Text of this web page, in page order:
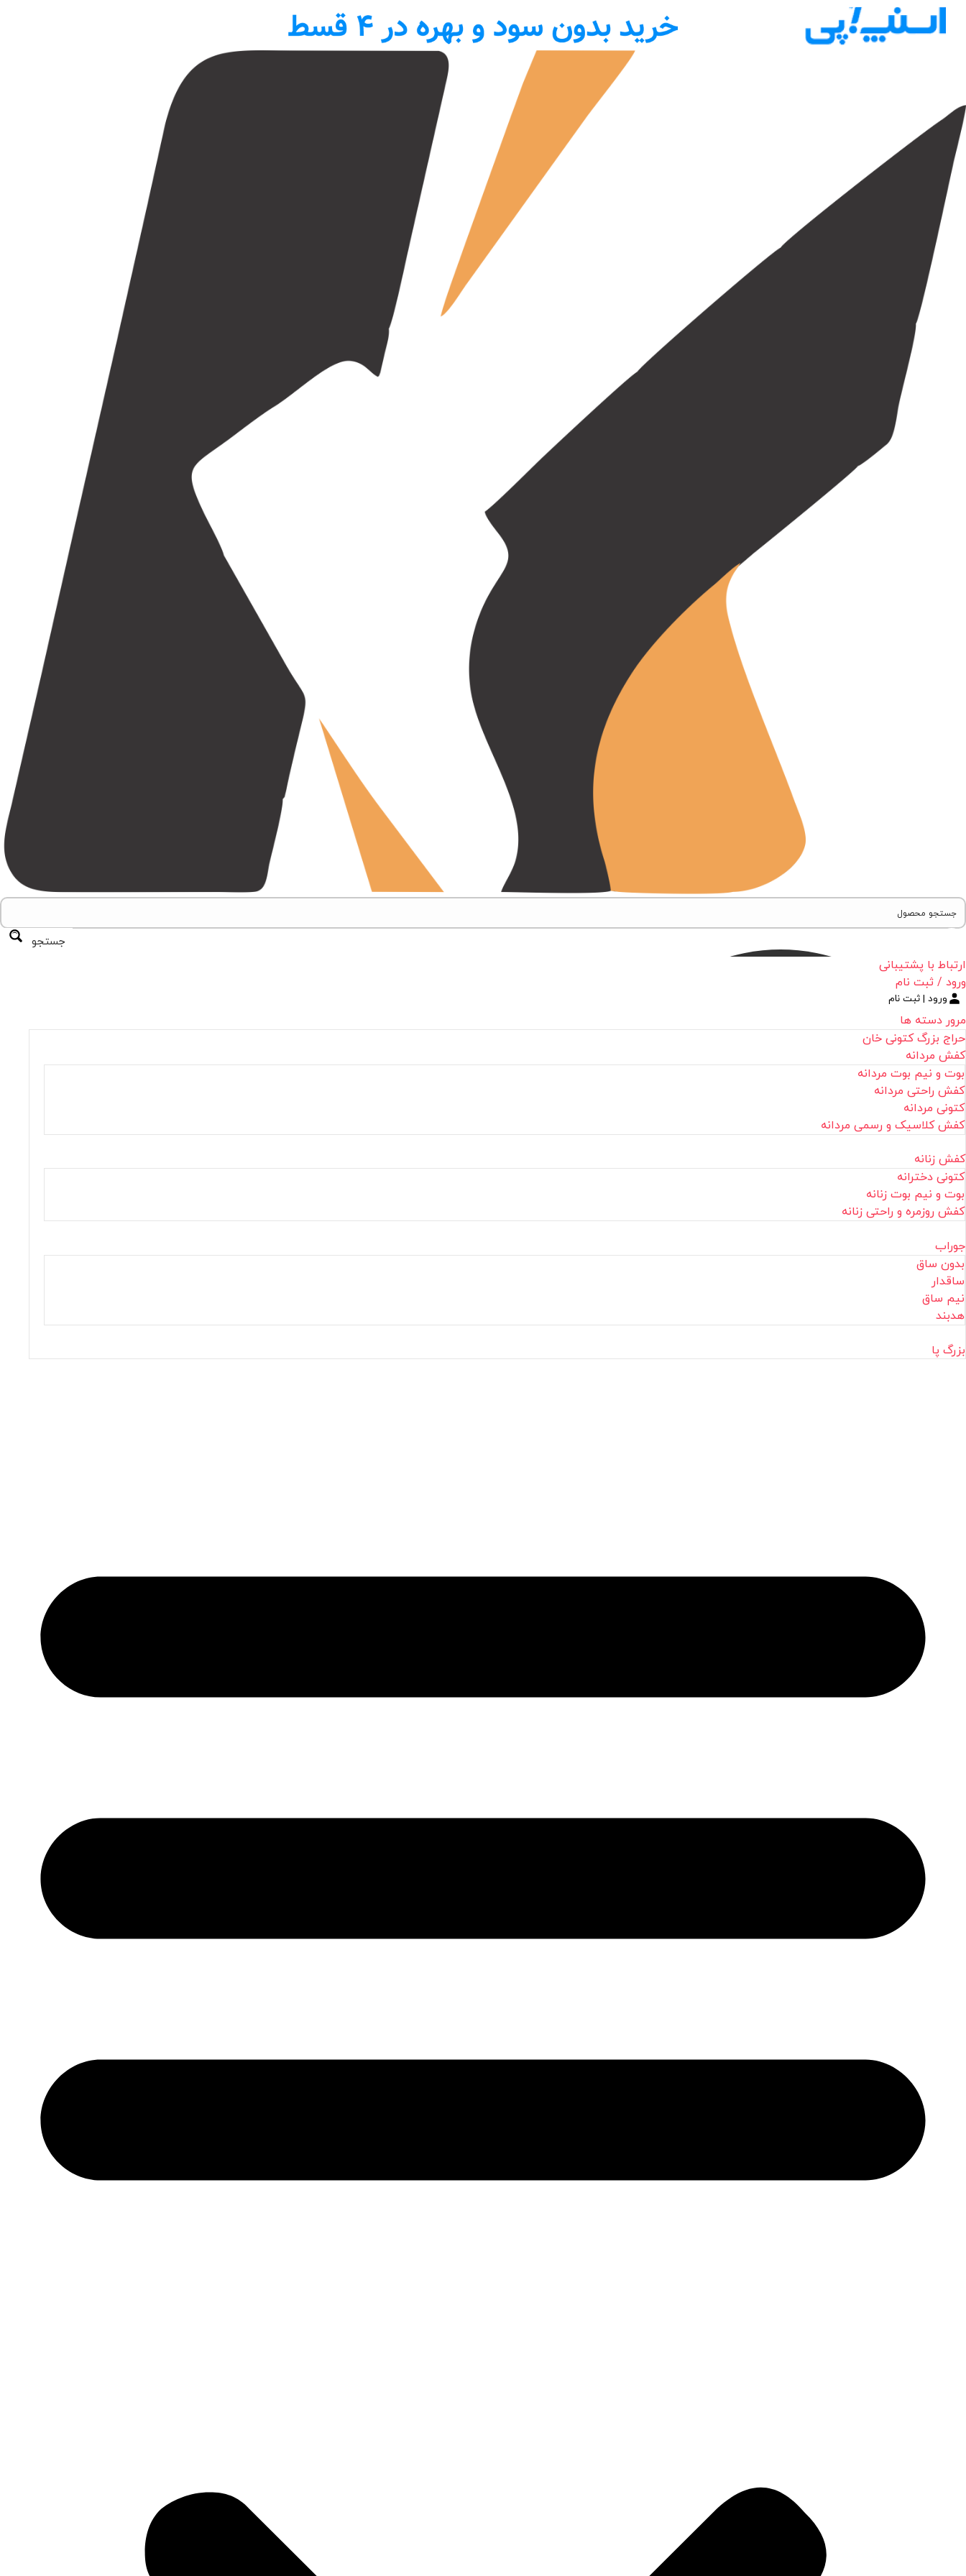
جستجو
ارتباط با پشتیبانی
ورود / ثبت نام
ورود | ثبت نام
مرور دسته ها
حراج بزرگ کتونی خان
کفش مردانه
بوت و نیم بوت مردانه
کفش راحتی مردانه
کتونی مردانه
کفش کلاسیک و رسمی مردانه
کفش زنانه
کتونی دخترانه
بوت و نیم بوت زنانه
کفش روزمره و راحتی زنانه
جوراب
بدون ساق
ساقدار
نیم ساق
هدبند
بزرگ پا